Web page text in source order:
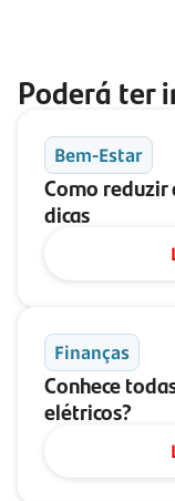
Poderá ter
Bem-Estar
Como reduzir
dicas
Finanças
Conhece
elétricos?